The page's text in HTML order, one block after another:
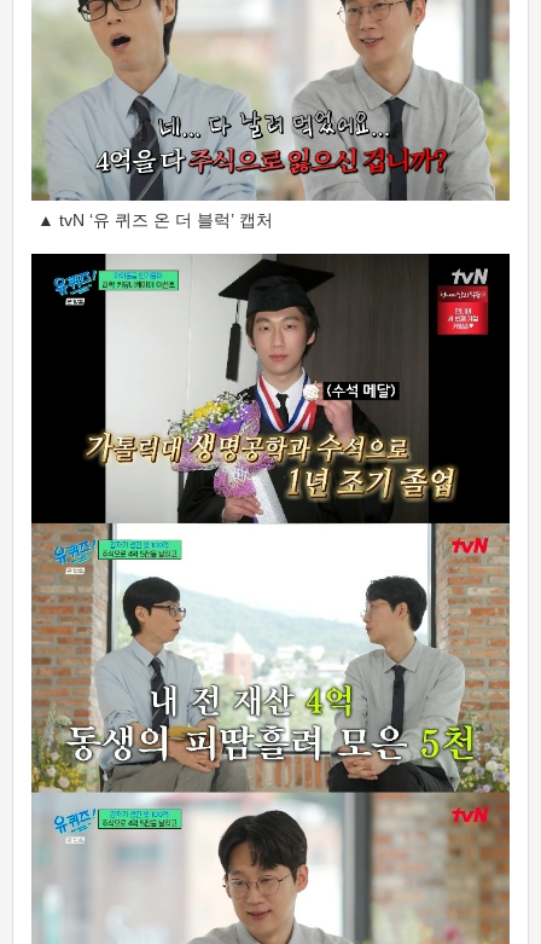
▲ tvN ‘유 퀴즈 온 더 블럭’ 캡처